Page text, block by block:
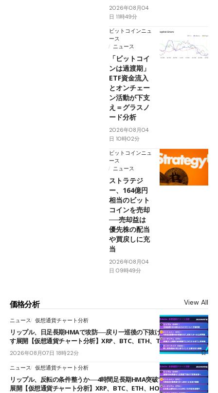
2026年08月04
日 11時49分
ビットコインニュ
ース
ニュース
「ビットコイ
ンは過渡期」
ETF資金流入
とオンチェー
ン活動が下支
え＝グラスノ
ード分析
2026年08月04
日 10時02分
ビットコインニュ
ース
ニュース
ストラテジ
ー、164億円
相当のビット
コインを売却
──売却益は
優先株の配当
や買戻しに充
当
2026年08月04
日 09時49分
価格分析 View All
ニュース 仮想通貨チャート分析
リップル、日足長期HMAで攻防──戻り一巡後の下抜けで0.95ドルを試
す展開【仮想通貨チャート分析】XRP、BTC、ETH、TAKE
2026年08月07日 18時22分
ニュース 仮想通貨チャート分析
リップル、反転の条件整うか──4時間足長期HMA突破で雲下端を目指す
展開【仮想通貨チャート分析】XRP、BTC、ETH、HOME